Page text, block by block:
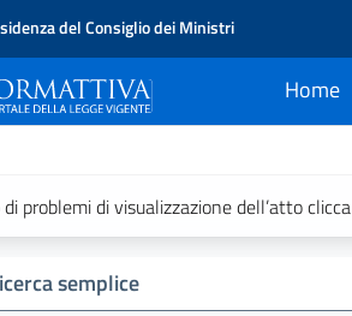
del Consiglio dei Ministri
Home
current
problemi di visualizzazione dell’atto clicca
semplice